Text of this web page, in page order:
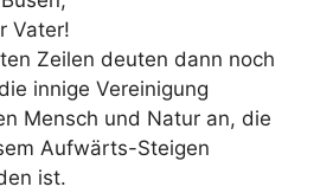
Vater!
Zeilen deuten dann noch
innige Vereinigung
Mensch und Natur an, die
Aufwärts-Steigen
ist.